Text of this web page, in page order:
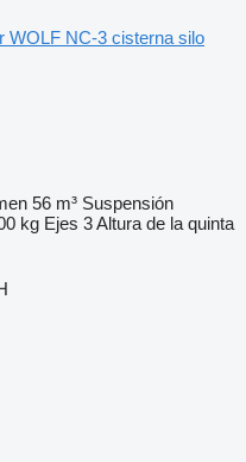
WOLF NC-3 cisterna silo
56 m³ Suspensión
kg Ejes 3Altura de la quinta